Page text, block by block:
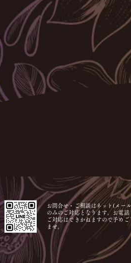
お問合せ・ご相談はネット(メー
のみのご対応となります。お電話
ご対応はできかねますので予め
ませ。